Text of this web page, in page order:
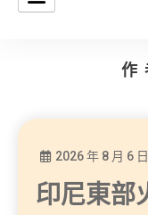
2026 年 8 月 6 日
印尼東部